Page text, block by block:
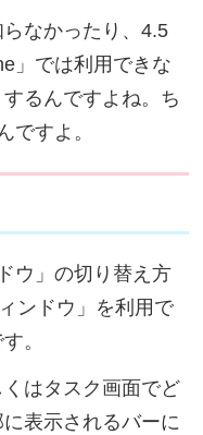
なかったり、4.5
」では利用できな
るんですよね。ち
ですよ。
ウ」の切り替え方
ンドウ」を利用で
。
はタスク画面でど
表示されるバーに